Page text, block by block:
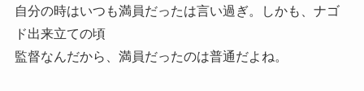
自分の時はいつも満員だったは言い過ぎ。しかも、ナゴ
ド出来立ての頃
監督なんだから、満員だったのは普通だよね。